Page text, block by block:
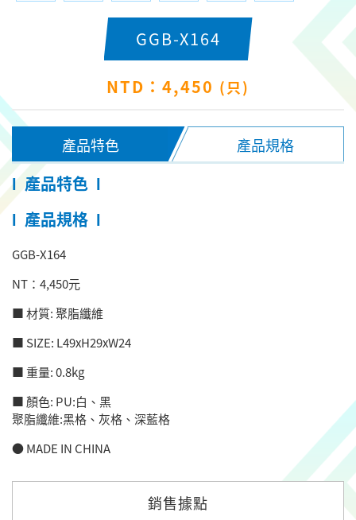
GGB-X164
NTD：4,450 (只)
產品特色 產品規格
產品特色
產品規格
GGB-X164
NT：4,450元
■ 材質: 聚脂纖維
■ SIZE: L49xH29xW24
■ 重量: 0.8kg
■ 顏色: PU:白、黑
聚脂纖維:黑格、灰格、深藍格
● MADE IN CHINA
銷售據點